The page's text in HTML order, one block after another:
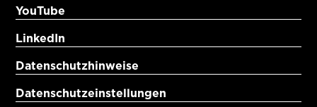
YouTube
LinkedIn
Datenschutzhinweise
Datenschutzeinstellungen